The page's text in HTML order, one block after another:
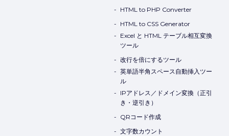
HTML to PHP Converter
HTML to CSS Generator
Excel と HTML テーブル相互変換
ツール
改行を倍にするツール
英単語半角スペース自動挿入ツー
ル
IPアドレス／ドメイン変換（正引
き・逆引き）
QRコード作成
文字数カウント